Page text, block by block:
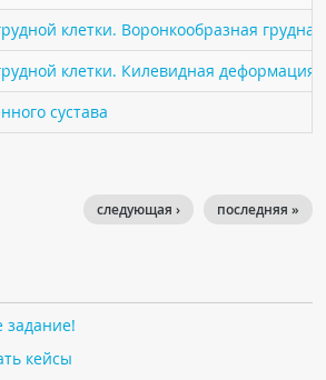
клетки. Воронкообразная
клетки. Килевидная деформация
сустава
последняя »
следующая ›
задание!
кейсы